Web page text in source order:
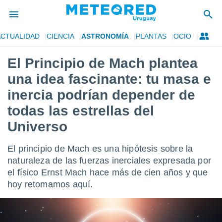
de
ha
por
para
la
que se
calidad.
las
y
forma
basada
CIENCIA ASTRONOMÍA PLANTAS OCIO
El Principio de Mach plantea
una idea fascinante: tu masa e
inercia podrían depender de
todas las estrellas del
Universo
El principio de Mach es una hipótesis sobre la
naturaleza de las fuerzas inerciales expresada por
el físico Ernst Mach hace más de cien años y que
hoy retomamos aquí.